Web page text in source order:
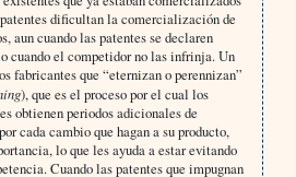
dificultan la comercialización de
aun cuando las patentes se declaren
cuando el competidor no las infrinja. Un
fabricantes que “eternizan o perennizan”
), que es el proceso por el cual los
obtienen periodos adicionales de
cada cambio que hagan a su producto,
lo que les ayuda a estar evitando
Cuando las patentes que impugnan